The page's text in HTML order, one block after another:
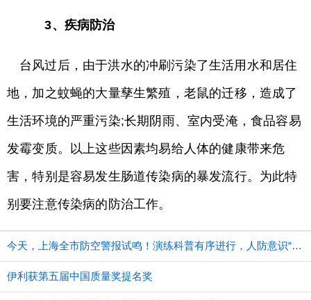
3、疾病防治
台风过后，由于洪水的冲刷污染了生活用水和居住
地，加之蚊蝇的大量孳生繁殖，老鼠的迁移，造成了
生活环境的严重污染;长期阴雨、室内受淹，食品容易
发霉变质。以上这些因素均易给人体的健康带来危
害，特别是容易发生肠道传染病的暴发流行。为此特
别要注意传染病的防治工作。
今天，上海全市防空警报试鸣！演练科普有序进行，人防意识“声入人心”
伊利获第五届中国质量奖提名奖